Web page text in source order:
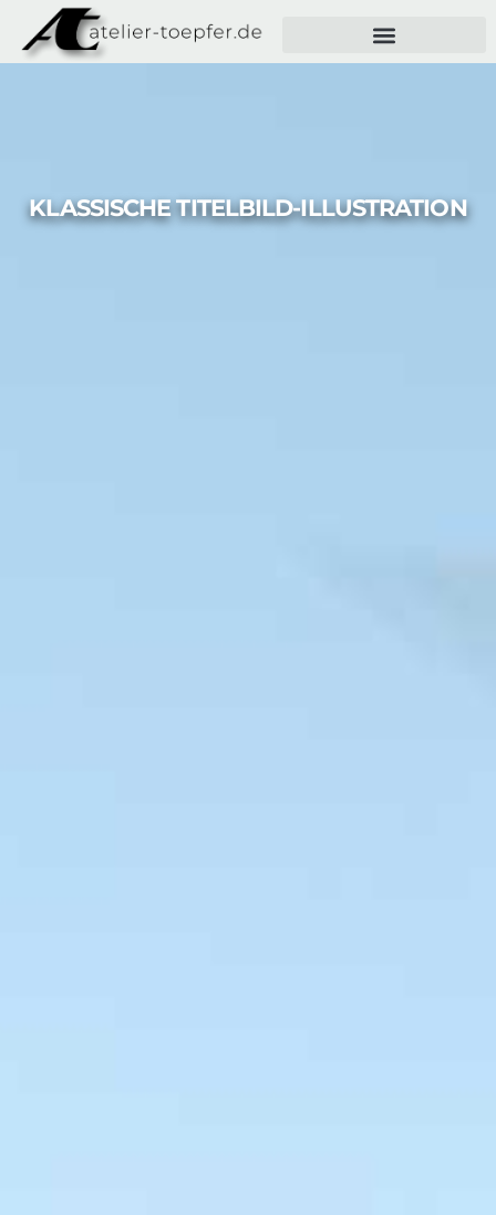
KLASSISCHE TITELBILD-ILLUSTRATION